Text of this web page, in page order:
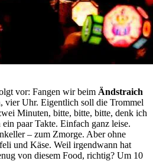
vor: Fangen wir beim Ändstraich
vier Uhr. Eigentlich soll die Trommel
Minuten, bitte, bitte, bitte, denk ich
paar Takte. Einfach ganz leise.
– zum Zmorge. Aber ohne
und Käse. Weil irgendwann hat
von diesem Food, richtig? Um 10